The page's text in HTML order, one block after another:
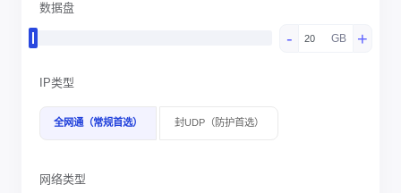
数据盘
- +
GB
IP类型
全网通（常规首选） 封UDP（防护首选）
网络类型